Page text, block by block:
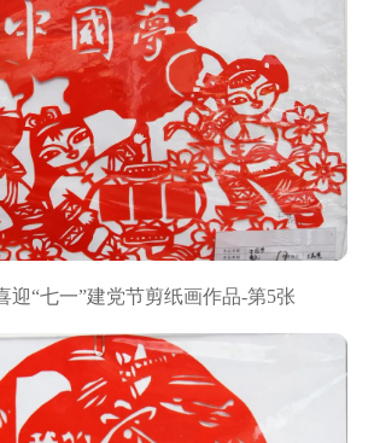
迎“七一”建党节剪纸画作品-第5张